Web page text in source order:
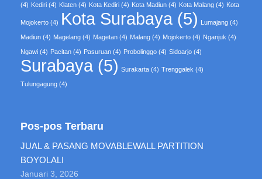
(4) Kediri (4) Klaten (4) Kota Kediri (4) Kota Madiun (4) Kota Malang (4) Kota
Mojokerto (4) Kota Surabaya (5) Lumajang (4)
Madiun (4) Magelang (4) Magetan (4) Malang (4) Mojokerto (4) Nganjuk (4)
Ngawi (4) Pacitan (4) Pasuruan (4) Probolinggo (4) Sidoarjo (4)
Surabaya (5) Surakarta (4) Trenggalek (4)
Tulungagung (4)
Pos-pos Terbaru
JUAL & PASANG MOVABLEWALL PARTITION
BOYOLALI
Januari 3, 2026